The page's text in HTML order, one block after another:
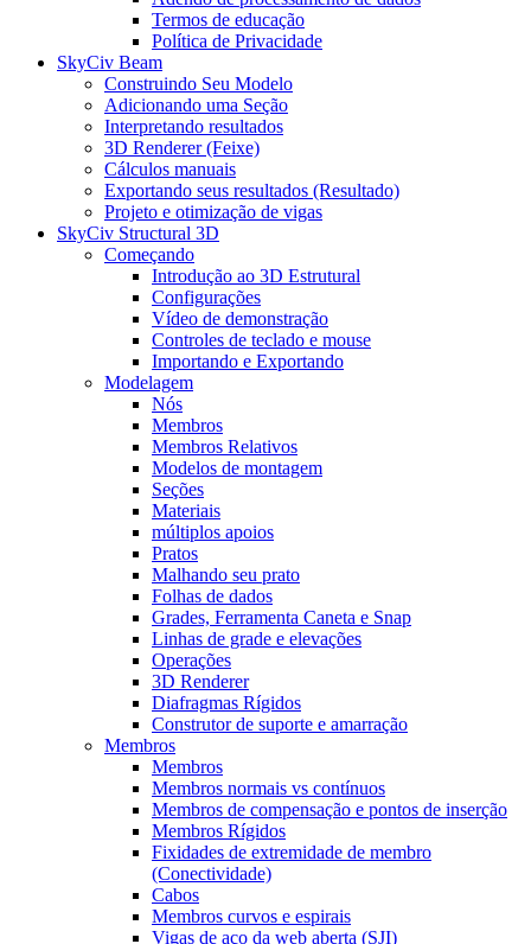
Termos de educação
Política de Privacidade
SkyCiv Beam
Construindo Seu Modelo
Adicionando uma Seção
Interpretando resultados
3D Renderer (Feixe)
Cálculos manuais
Exportando seus resultados (Resultado)
Projeto e otimização de vigas
SkyCiv Structural 3D
Começando
Introdução ao 3D Estrutural
Configurações
Vídeo de demonstração
Controles de teclado e mouse
Importando e Exportando
Modelagem
Nós
Membros
Membros Relativos
Modelos de montagem
Seções
Materiais
múltiplos apoios
Pratos
Malhando seu prato
Folhas de dados
Grades, Ferramenta Caneta e Snap
Linhas de grade e elevações
Operações
3D Renderer
Diafragmas Rígidos
Construtor de suporte e amarração
Membros
Membros
Membros normais vs contínuos
Membros de compensação e pontos de inserção
Membros Rígidos
Fixidades de extremidade de membro
(Conectividade)
Cabos
Membros curvos e espirais
Vigas de aço da web aberta (SJI)